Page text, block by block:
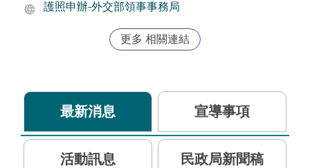
護照申辦-外交部領事事務局
更多 相關連結
最新消息 宣導事項
活動訊息 民政局新聞稿